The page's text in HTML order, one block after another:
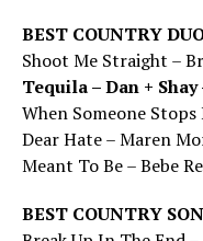
BEST COUNTRY
Shoot Me Straight –
Tequila – Dan + Shay
When Someone
Dear Hate – Maren
Meant To Be – Bebe
BEST COUNTRY